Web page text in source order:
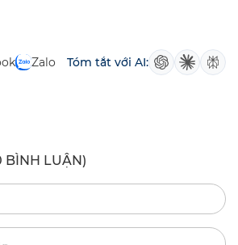
Zalo Tóm tắt với AI:
BÌNH LUẬN)